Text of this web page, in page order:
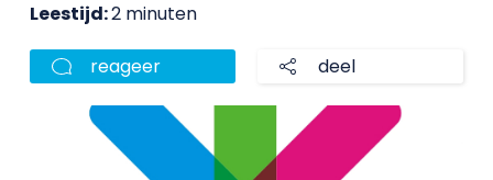
Leestijd:2 minuten
reageer deel